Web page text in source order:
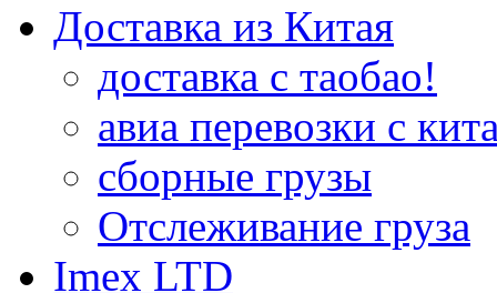
Доставка из Китая
доставка с таобао!
авиа перевозки с
сборные грузы
Отслеживание груза
Imex LTD